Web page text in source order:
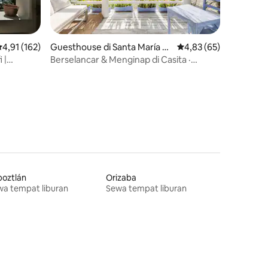
rata-rata 4,91 dari 5, 162 ulasan
4,91 (162)
|
Guesthouse di Santa María H
uatulco
Nilai rata-rata 4,83
4,83 (65)
Berselancar & Menginap di Casita ·
tempat liburan
Orizaba
Sewa tempat liburan